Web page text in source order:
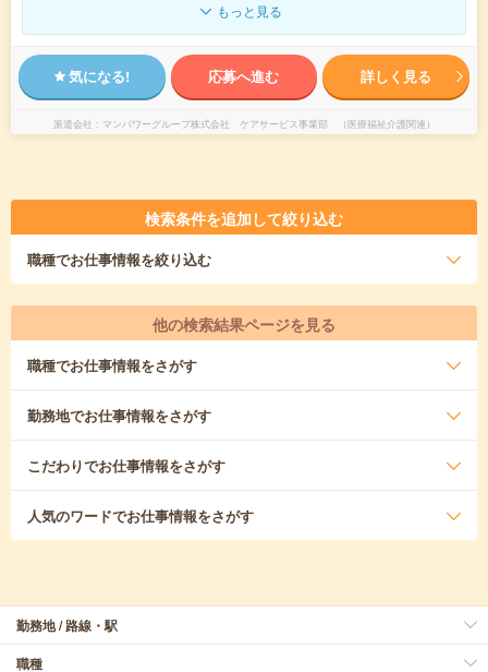
もっと見る
気になる! 応募へ進む 詳しく見る
派遣会社 マンパワーグループ株式会社 ケアサービス事業部 （医療福祉介護関連）
検索条件を追加して絞り込む
職種でお仕事情報を絞り込む
他の検索結果ページを見る
職種でお仕事情報をさがす
勤務地でお仕事情報をさがす
こだわりでお仕事情報をさがす
人気のワードでお仕事情報をさがす
勤務地 / 路線・駅
職種